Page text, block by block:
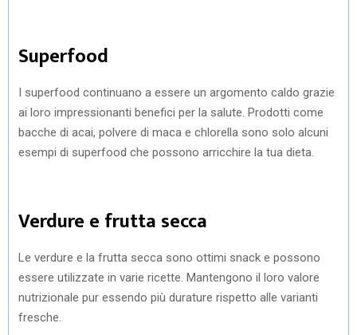
Superfood
I superfood continuano a essere un argomento caldo grazie
ai loro impressionanti benefici per la salute. Prodotti come
bacche di acai, polvere di maca e chlorella sono solo alcuni
esempi di superfood che possono arricchire la tua dieta.
Verdure e frutta secca
Le verdure e la frutta secca sono ottimi snack e possono
essere utilizzate in varie ricette. Mantengono il loro valore
nutrizionale pur essendo più durature rispetto alle varianti
fresche.